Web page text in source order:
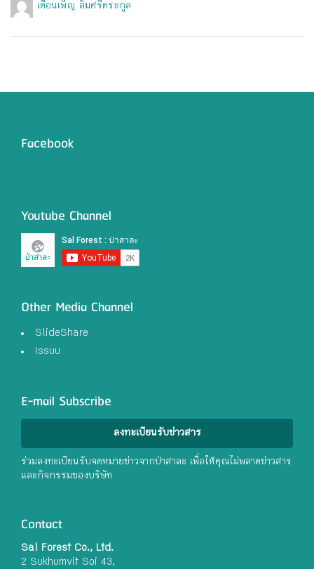
เดือนเพ็ญ ลิ้มศรีตระกูล
Facebook
Youtube Channel
Other Media Channel
SlideShare
Issuu
E-mail Subscribe
ลงทะเบียนรับข่าวสาร
ร่วมลงทะเบียนรับจดหมายข่าวจากป่าสาละ เพื่อให้คุณไม่พลาดข่าวสาร
และกิจกรรมของบริษัท
Contact
Sal Forest Co., Ltd.
2 Sukhumvit Soi 43,